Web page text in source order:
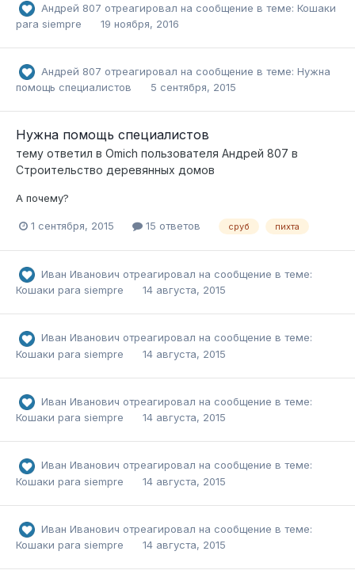
Андрей 807 отреагировал на сообщение в теме: Кошаки
para siempre
19 ноября, 2016
Андрей 807 отреагировал на сообщение в теме: Нужна
помощь специалистов
5 сентября, 2015
Нужна помощь специалистов
тему ответил в Omich пользователя Андрей 807 в
Строительство деревянных домов
А почему?
1 сентября, 2015 15 ответов сруб пихта
Иван Иванович отреагировал на сообщение в теме:
Кошаки para siempre
14 августа, 2015
Иван Иванович отреагировал на сообщение в теме:
Кошаки para siempre
14 августа, 2015
Иван Иванович отреагировал на сообщение в теме:
Кошаки para siempre
14 августа, 2015
Иван Иванович отреагировал на сообщение в теме:
Кошаки para siempre
14 августа, 2015
Иван Иванович отреагировал на сообщение в теме:
Кошаки para siempre
14 августа, 2015